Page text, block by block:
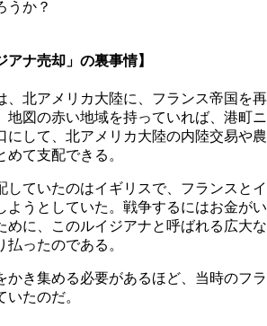
うか？
アナ売却」の裏事情】
、北アメリカ大陸に、フランス帝国を再
地図の赤い地域を持っていれば、港町ニ
にして、北アメリカ大陸の内陸交易や農
て支配できる。
していたのはイギリスで、フランスとイ
ようとしていた。戦争するにはお金がい
めに、このルイジアナと呼ばれる広大な
ったのである。
かき集める必要があるほど、当時のフラ
たのだ。